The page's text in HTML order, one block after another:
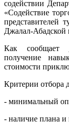
содействии
«Содействие
представителей
Джалал-Абадской
Как сообщает
получение
стоимости
Критерии отбора
- минимальный
- наличие плана и